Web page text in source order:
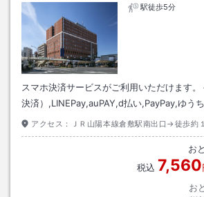
駅徒歩5分
スマホ決済サービスがご利用いただけます。
決済）,LINEPay,auPAY,d払い,PayPay,ゆう
アクセス： ＪＲ山陽本線倉敷駅南出口→徒歩約
お
税込 7,560
お